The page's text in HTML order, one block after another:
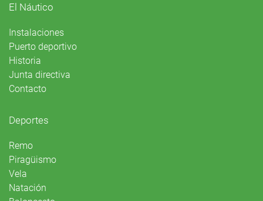
El Náutico
Instalaciones
Puerto deportivo
Historia
Junta directiva
Contacto
Deportes
Remo
Piragüismo
Vela
Natación